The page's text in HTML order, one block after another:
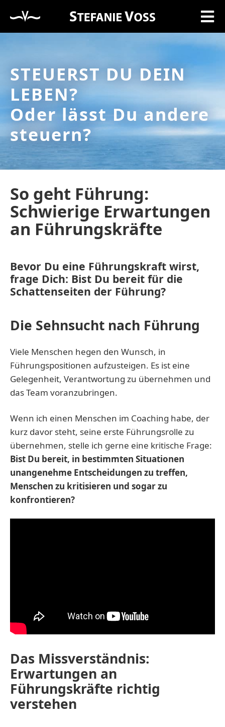
STEUERST DU DEIN
LEBEN?
Oder lässt Du andere
steuern?
So geht Führung:
Schwierige Erwartungen
an Führungskräfte
Bevor Du eine Führungskraft wirst,
frage Dich: Bist Du bereit für die
Schattenseiten der Führung?
Die Sehnsucht nach Führung
Viele Menschen hegen den Wunsch, in
Führungspositionen aufzusteigen. Es ist eine
Gelegenheit, Verantwortung zu übernehmen und
das Team voranzubringen.
Wenn ich einen Menschen im Coaching habe, der
kurz davor steht, seine erste Führungsrolle zu
übernehmen, stelle ich gerne eine kritische Frage:
Bist Du bereit, in bestimmten Situationen
unangenehme Entscheidungen zu treffen,
Menschen zu kritisieren und sogar zu
konfrontieren?
Das Missverständnis:
Erwartungen an
Führungskräfte richtig
verstehen